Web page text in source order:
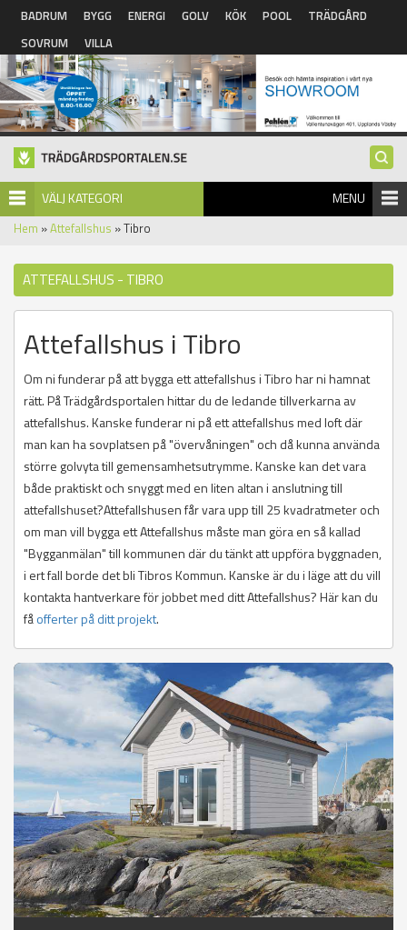
Hoppa till huvudinnehåll
BADRUM BYGG ENERGI GOLV KÖK POOL
TRÄDGÅRD
SOVRUM
VILLA
VÄLJ KATEGORI MENU
Hem »Attefallshus » Tibro
ATTEFALLSHUS - TIBRO
Attefallshus i Tibro
Om ni funderar på att bygga ett attefallshus i Tibro har ni hamnat
rätt. På Trädgårdsportalen hittar du de ledande tillverkarna av
attefallshus. Kanske funderar ni på ett attefallshus med loft där
man kan ha sovplatsen på "övervåningen" och då kunna använda
större golvyta till gemensamhetsutrymme. Kanske kan det vara
både praktiskt och snyggt med en liten altan i anslutning till
attefallshuset?Attefallshusen får vara upp till 25 kvadratmeter och
om man vill bygga ett Attefallshus måste man göra en så kallad
"Bygganmälan" till kommunen där du tänkt att uppföra byggnaden,
i ert fall borde det bli Tibros Kommun. Kanske är du i läge att du vill
kontakta hantverkare för jobbet med ditt Attefallshus? Här kan du
fåofferter på ditt projekt.